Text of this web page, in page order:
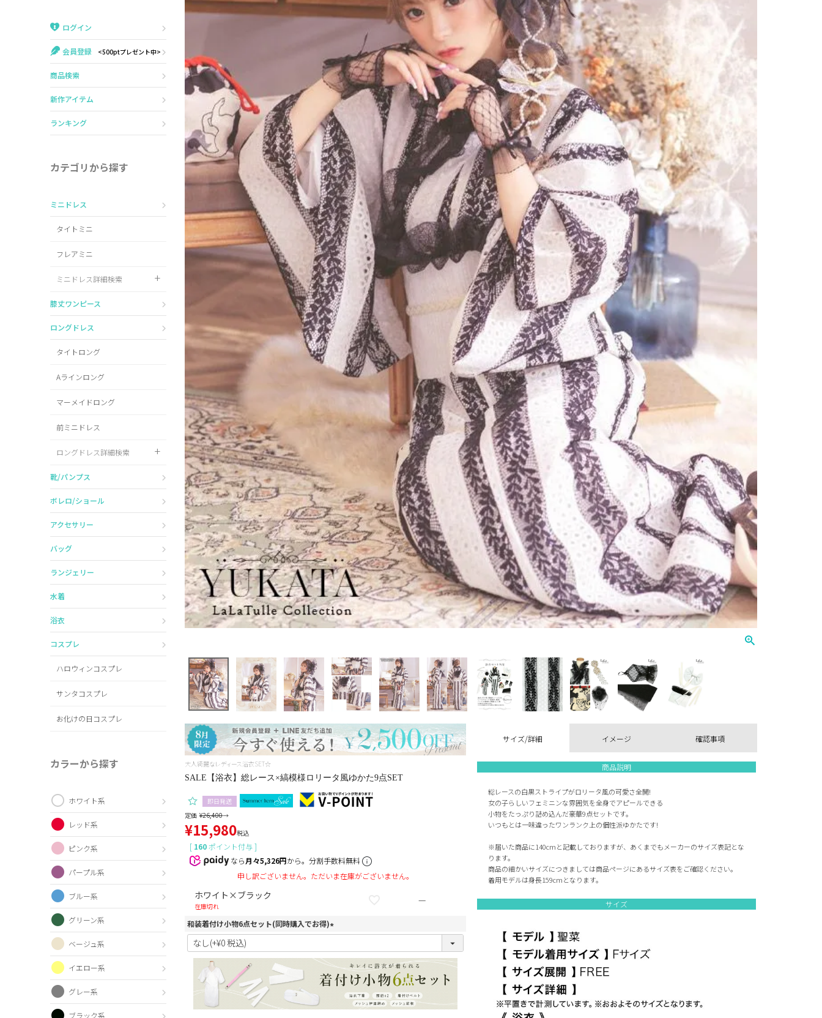
GLAMOROUS
ログイン
会員登録 <500ptプレゼント中>
商品検索
新作アイテム
ランキング
カテゴリから探す
ミニドレス
タイトミニ
フレアミニ
ミニドレス詳細検索
膝丈ワンピース
ロングドレス
タイトロング
Aラインロング
マーメイドロング
前ミニドレス
ロングドレス詳細検索
靴/パンプス
ボレロ/ショール
アクセサリー
バッグ
ランジェリー
水着
浴衣
コスプレ
ハロウィンコスプレ
サンタコスプレ
お化けの日コスプレ
カラーから探す
ホワイト系
レッド系
ピンク系
パープル系
ブルー系
グリーン系
ベージュ系
イエロー系
グレー系
ブラック系
大人綺麗なレディース浴衣SET☆
SALE【浴衣】総レース×縞模様ロリータ風ゆかた9点SET
即日発送
定価 ¥26,400→
¥15,980税込
[ 160ポイント付与 ]
なら月々5,326円から。分割手数料無料
申し訳ございません。ただいま在庫がございません。
ホワイト×ブラック
在庫切れ
—
和装着付け小物6点セット(同時購入でお得)
(
須
サイズ/詳細 イメージ 確認事項
商品説明
総レースの白黒ストライプがロリータ風の可愛さ全開!
女の子らしいフェミニンな雰囲気を全身でアピールできる
小物をたっぷり詰め込んだ豪華9点セットです。
いつもとは一味違ったワンランク上の個性派ゆかたです!
※届いた商品に140cmと記載しておりますが、あくまでもメーカーのサイズ表記とな
ります。
商品の細かいサイズにつきましては商品ページにあるサイズ表をご確認ください。
着用モデルは身長159cmとなります。
サイズ